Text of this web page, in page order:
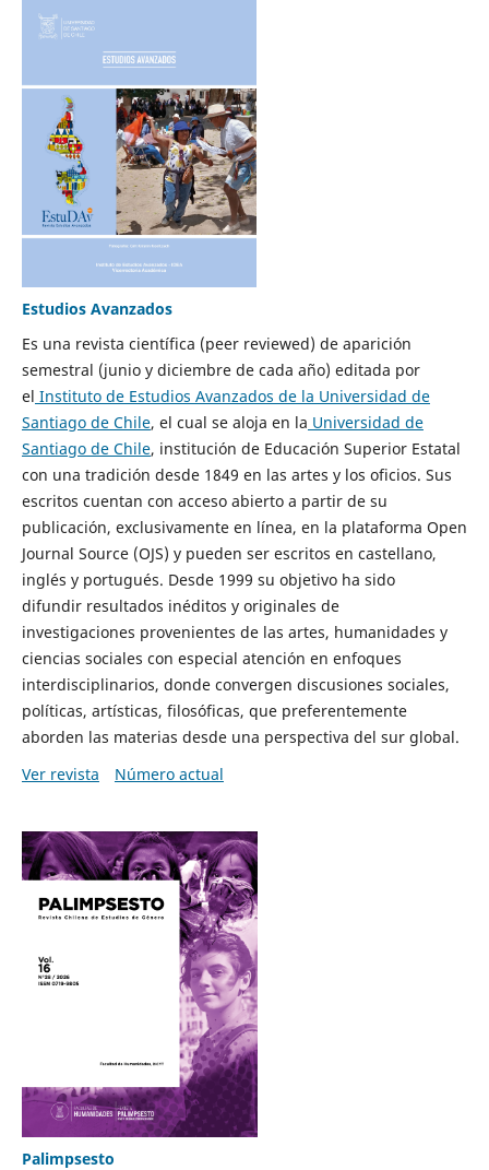
Estudios Avanzados
Es una revista científica (peer reviewed) de aparición
semestral (junio y diciembre de cada año) editada por
el Instituto de Estudios Avanzados de la Universidad de
Santiago de Chile, el cual se aloja en la Universidad de
Santiago de Chile, institución de Educación Superior Estatal
con una tradición desde 1849 en las artes y los oficios. Sus
escritos cuentan con acceso abierto a partir de su
publicación, exclusivamente en línea, en la plataforma Open
Journal Source (OJS) y pueden ser escritos en castellano,
inglés y portugués. Desde 1999 su objetivo ha sido
difundir resultados inéditos y originales de
investigaciones provenientes de las artes, humanidades y
ciencias sociales con especial atención en enfoques
interdisciplinarios, donde convergen discusiones sociales,
políticas, artísticas, filosóficas, que preferentemente
aborden las materias desde una perspectiva del sur global.
Ver revista
Número actual
Palimpsesto